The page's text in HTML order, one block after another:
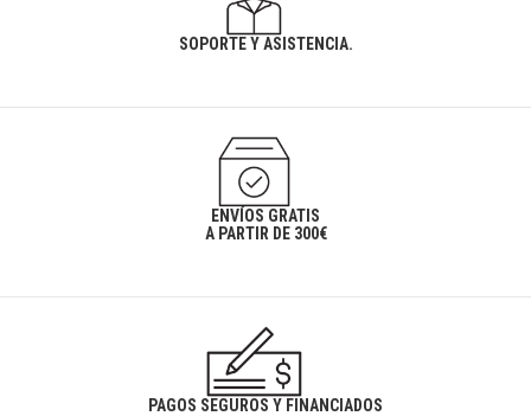
SOPORTE Y ASISTENCIA.
ENVÍOS GRATIS
A PARTIR DE 300€
PAGOS SEGUROS Y FINANCIADOS